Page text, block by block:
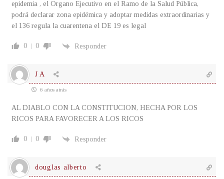
epidemia , el Organo Ejecutivo en el Ramo de la Salud Pública,
podrá declarar zona epidémica y adoptar medidas extraordinarias y
el 136 regula la cuarentena el DE 19 es legal
0 0 Responder
J A
6 años atrás
AL DIABLO CON LA CONSTITUCION, HECHA POR LOS
RICOS PARA FAVORECER A LOS RICOS
0 0 Responder
douglas alberto